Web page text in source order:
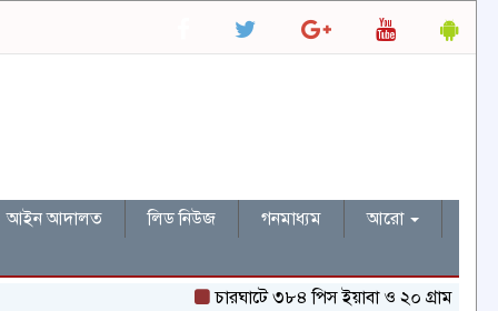
আইন আদালত লিড নিউজ গনমাধ্যম
আরো
চারঘাটে ৩৮৪ পিস ইয়াবা ও ২০ গ্রাম হেরোইনসহ একজন